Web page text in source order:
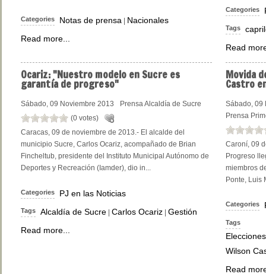
Categories Notas de prensa
Nacionales
Read more...
Categories
Tags
Read
Ocariz:"Nuestro modelo en Sucre es
garantía de progreso"
Sábado, 09 Noviembre 2013
Prensa Alcaldía de Sucre
(0 votes)
Caracas, 09 de noviembre de 2013.- El alcalde del
municipio Sucre, Carlos Ocariz, acompañado de Brian
Fincheltub, presidente del Instituto Municipal Autónomo de
Deportes y Recreación (Iamder), dio in...
Categories PJ en las Noticias
Tags Alcaldía de Sucre | Carlos Ocariz | Gestión
Read more...
Movida
Castro
Sábado, 09
Prensa
Caroní, 09
Progreso
miembros
Ponte, Luis
Categories
Tags
Wilson
Read